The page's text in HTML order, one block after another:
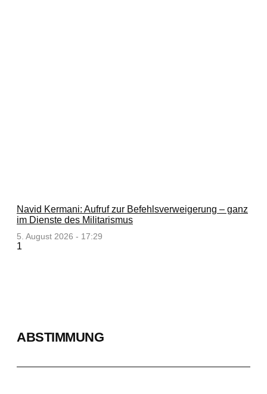
Navid Kermani: Aufruf zur Befehlsverweigerung – ganz
im Dienste des Militarismus
5. August 2026 - 17:29
ABSTIMMUNG